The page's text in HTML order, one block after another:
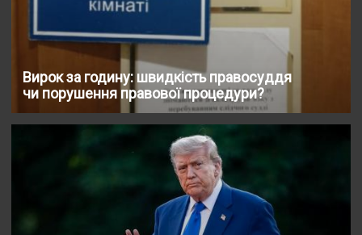
Вирок за годину: швидкість правосуддя
чи порушення правової процедури?